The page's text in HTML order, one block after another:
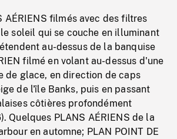
AÉRIENS filmés avec des filtres
soleil qui se couche en illuminant
au-dessus de la banquise
filmé en volant au-dessus d'une
de glace, en direction de caps
de l'île Banks, puis en passant
côtières profondément
Quelques PLANS AÉRIENS de la
en automne; PLAN POINT DE